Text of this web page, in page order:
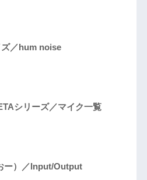
／hum noise
シリーズ／マイク一覧
ー）／Input/Output